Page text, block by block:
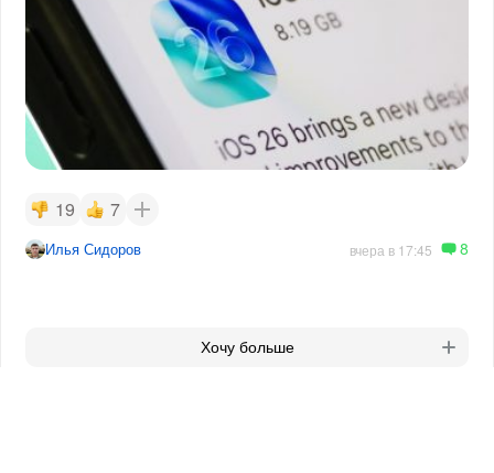
19 7
Илья Сидоров вчера в 17:45 8
Хочу больше